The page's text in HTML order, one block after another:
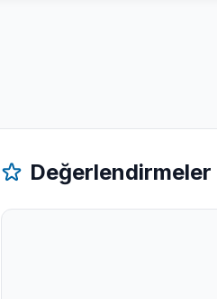
Değerlendirmeler